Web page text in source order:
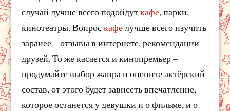
случай лучше всего подойдуткафе, парки,
кинотеатры. Вопроскафелучше всего изучить
заранее – отзывы в интернете, рекомендации
друзей. То же касается и кинопремьер –
продумайте выбор жанра и оцените актёрский
состав, от этого будет зависеть впечатление,
которое останется у девушки и о фильме, и о